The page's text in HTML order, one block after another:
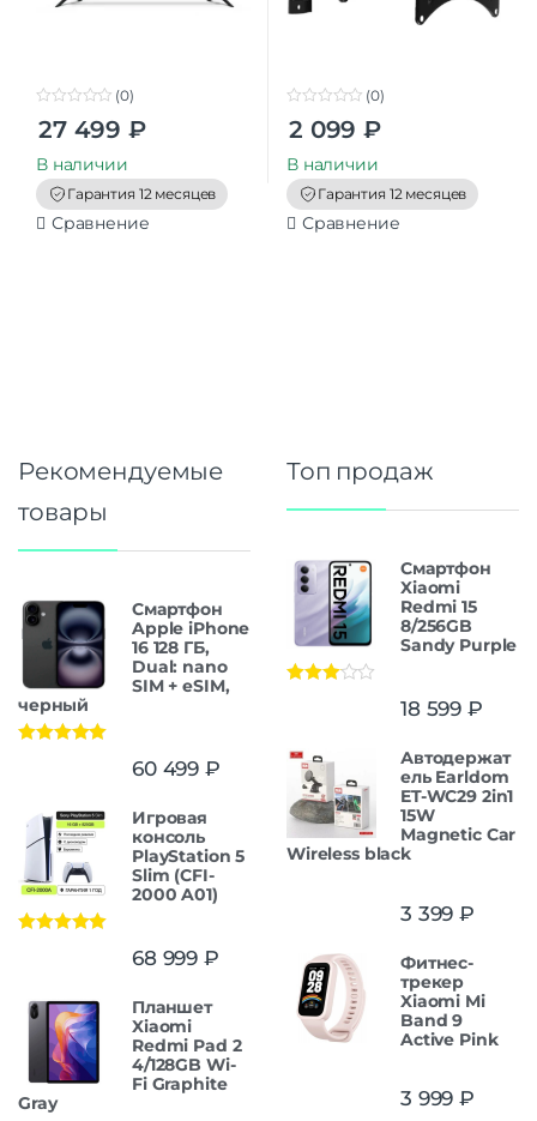
o
t
o
f
5
(0)
27 499 ₽
В наличии
Гарантия 12 месяцев
Сравнение
o
t
o
f
5
(0)
2 099 ₽
В наличии
Гарантия 12 месяцев
Сравнение
Рекомендуемые
товары
Смартфон
Apple iPhone
16 128 ГБ,
Dual: nano
SIM + eSIM,
черный
60 499 ₽
Игровая
консоль
PlayStation 5
Slim (CFI-
2000 A01)
68 999 ₽
Планшет
Xiaomi
Redmi Pad 2
4/128GB Wi-
Fi Graphite
Gray
Топ продаж
Смартфон
Xiaomi
Redmi 15
8/256GB
Sandy Purple
18 599 ₽
Автодержат
ель Earldom
ET-WC29 2in1
15W
Magnetic Car
Wireless black
3 399 ₽
Фитнес-
трекер
Xiaomi Mi
Band 9
Active Pink
3 999 ₽